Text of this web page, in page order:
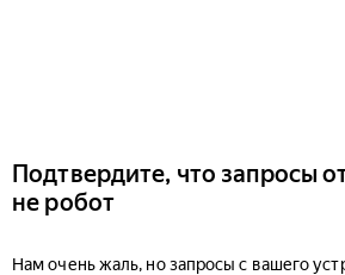
Подтвердите, что запросы
не робот
Нам очень жаль, но запросы с вашего